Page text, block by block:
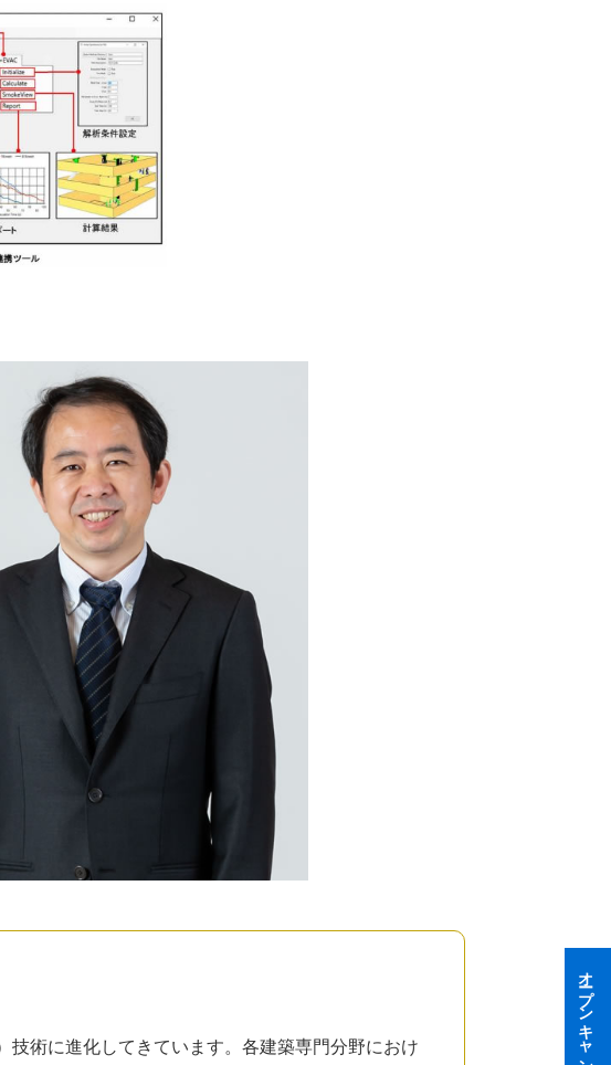
術に進化してきています。各建築専門分野におけ
オープンキャンパス